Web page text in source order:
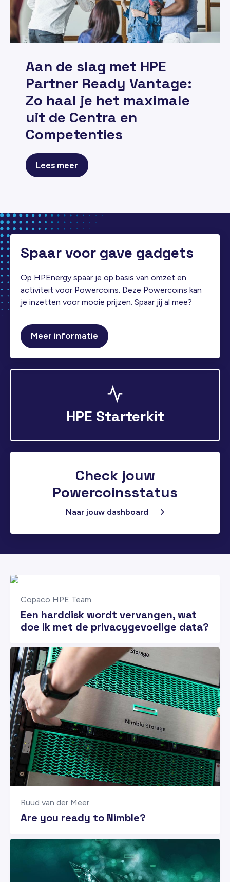
Aan de slag met HPE
Partner Ready Vantage:
Zo haal je het maximale
uit de Centra en
Competenties
Lees meer
Spaar voor gave gadgets
Op HPEnergy spaar je op basis van omzet en
activiteit voor Powercoins. Deze Powercoins kan
je inzetten voor mooie prijzen. Spaar jij al mee?
Meer informatie
HPE Starterkit
Check jouw
Powercoinsstatus
Naar jouw dashboard
Copaco HPE Team
Een harddisk wordt vervangen, wat
doe ik met de privacygevoelige data?
Ruud van der Meer
Are you ready to Nimble?